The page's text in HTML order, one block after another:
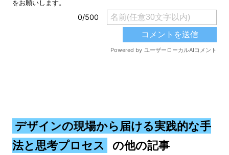
デザインの現場から届ける実践的な手
法と思考プロセス
の他の記事